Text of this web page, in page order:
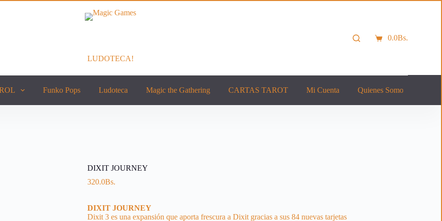
LUDOTECA!
Carro0.0Bs.
Funko Pops Ludoteca Magic the Gathering CARTAS TAROT Mi Cuenta Quienes Somos
DIXIT JOURNEY
320.0Bs.
DIXIT JOURNEY
Dixit 3 es una expansión que aporta frescura a Dixit gracias a sus 84 nuevas tarjetas